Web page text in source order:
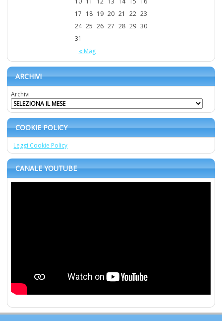
« Mag
17 18 19 20 21 22 23
24 25 26 27 28 29 30
31
ARCHIVI
Archivi
COOKIE POLICY
Leggi Cookie Policy
CANALE YOUTUBE